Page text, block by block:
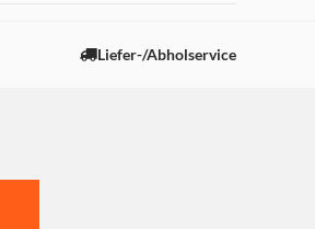
Liefer-/Abholservice